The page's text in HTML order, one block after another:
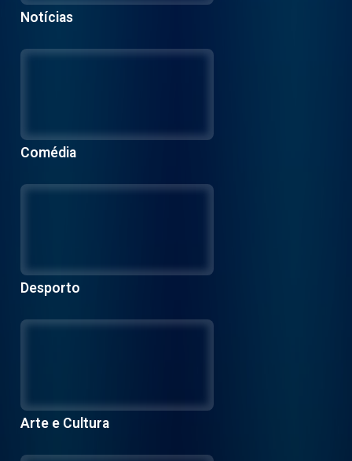
Notícias
Comédia
Desporto
Arte e Cultura